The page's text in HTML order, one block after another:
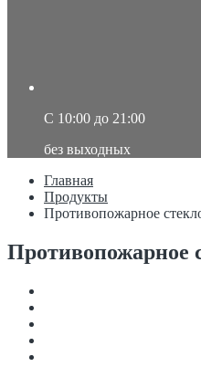
C 10:00 до 21:00
без выходных
Главная
Продукты
Противопожарное
Противопожарное